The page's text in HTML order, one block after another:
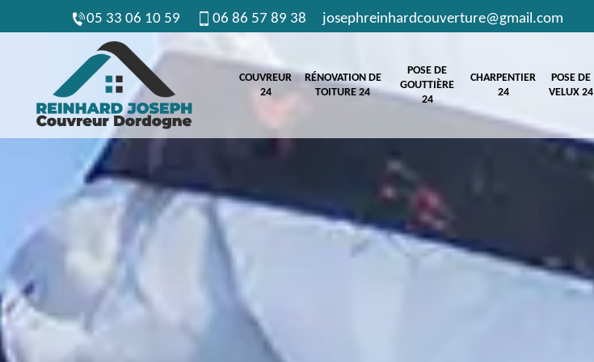
05 33 06 10 59 06 86 57 89 38 josephreinhardcouverture@gmail.com
COUVREUR
24
RÉNOVATION DE
TOITURE 24
POSE DE
GOUTTIÈRE
24
CHARPENTIER
24
POSE DE
VELUX 24